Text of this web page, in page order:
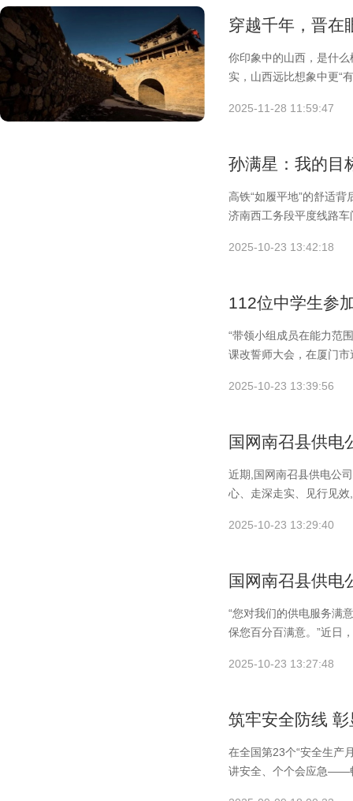
穿越千年，晋在
你印象中的山西，是什
实，山西远比想象中更“
2025-11-28 11:59:47
孙满星：我的目
高铁“如履平地”的舒适背
济南西工务段平度线路
2025-10-23 13:42:18
112位中学生参
“带领小组成员在能力范
课改誓师大会，在厦门
2025-10-23 13:39:56
国网南召县供电
近期,国网南召县供电公
心、走深走实、见行见
2025-10-23 13:29:40
国网南召县供电
“您对我们的供电服务满
保您百分百满意。”近日
2025-10-23 13:27:48
筑牢安全防线
在全国第23个“安全生产
讲安全、个个会应急——